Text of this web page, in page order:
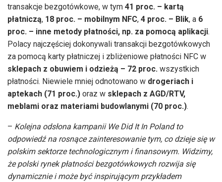
transakcje bezgotówkowe, w tym 41 proc. – kartą
płatniczą, 18 proc. – mobilnym NFC, 4 proc. – Blik, a 6
proc. – inne metody płatności, np. za pomocą aplikacji.
Polacy najczęściej dokonywali transakcji bezgotówkowych
za pomocą karty płatniczej i zbliżeniowe płatności NFC w
sklepach z obuwiem i odzieżą – 72 proc. wszystkich
płatności. Niewiele mniej odnotowano w drogeriach i
aptekach (71 proc.) oraz w sklepach z AGD/RTV,
meblami oraz materiami budowlanymi (70 proc.).
– Kolejna odsłona kampanii We Did It In Poland to
odpowiedź na rosnące zainteresowanie tym, co dzieje się w
polskim sektorze technologicznym i finansowym. Widzimy,
że polski rynek płatności bezgotówkowych rozwija się
dynamicznie i może być inspirującym przykładem